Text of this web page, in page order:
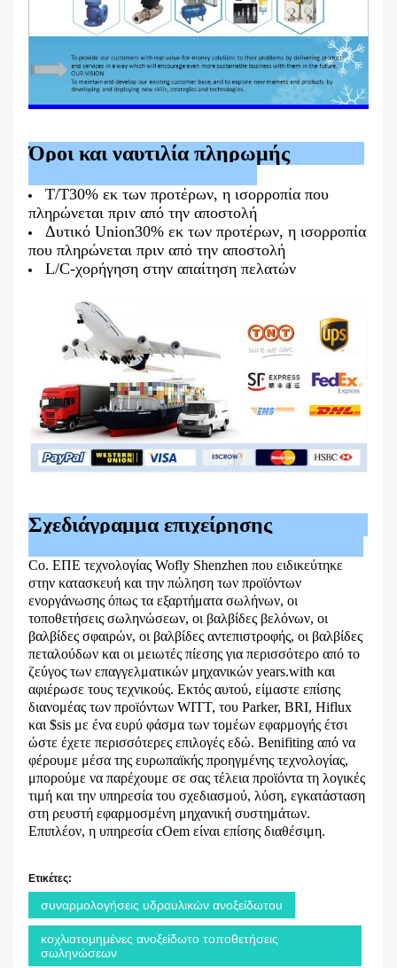
Όροι και ναυτιλία πληρωμής
T/T30% εκ των προτέρων, η ισορροπία που
πληρώνεται πριν από την αποστολή
Δυτικό Union30% εκ των προτέρων, η ισορροπία
που πληρώνεται πριν από την αποστολή
L/C-χορήγηση στην απαίτηση πελατών
Σχεδιάγραμμα επιχείρησης
Co. ΕΠΕ τεχνολογίας Wofly Shenzhen που ειδικεύτηκε
στην κατασκευή και την πώληση των προϊόντων
ενοργάνωσης όπως τα εξαρτήματα σωλήνων, οι
τοποθετήσεις σωληνώσεων, οι βαλβίδες βελόνων, οι
βαλβίδες σφαιρών, οι βαλβίδες αντεπιστροφής, οι βαλβίδες
πεταλούδων και οι μειωτές πίεσης για περισσότερο από το
ζεύγος των επαγγελματικών μηχανικών years.with και
αφιέρωσε τους τεχνικούς. Εκτός αυτού, είμαστε επίσης
διανομέας των προϊόντων WITT, του Parker, BRI, Hiflux
και $sis με ένα ευρύ φάσμα των τομέων εφαρμογής έτσι
ώστε έχετε περισσότερες επιλογές εδώ. Benifiting από να
φέρουμε μέσα της ευρωπαϊκής προηγμένης τεχνολογίας,
μπορούμε να παρέχουμε σε σας τέλεια προϊόντα τη λογικές
τιμή και την υπηρεσία του σχεδιασμού, λύση, εγκατάσταση
στη ρευστή εφαρμοσμένη μηχανική συστημάτων.
Επιπλέον, η υπηρεσία cOem είναι επίσης διαθέσιμη.
Ετικέτες:
συναρμολογήσεις υδραυλικών ανοξείδωτου
κοχλιοτομημένες ανοξείδωτο τοποθετήσεις
σωληνώσεων